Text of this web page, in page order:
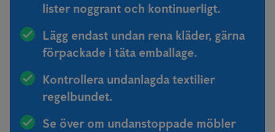
lister noggrant och kontinuerligt.
Lägg endast undan rena kläder, gärna
förpackade i täta emballage.
Kontrollera undanlagda textilier
regelbundet.
Se över om undanstoppade möbler